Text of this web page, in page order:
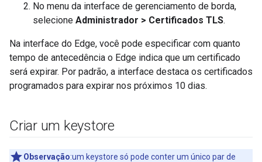
No menu da interface de gerenciamento de borda,
selecione Administrador > Certificados TLS.
Na interface do Edge, você pode especificar com quanto
tempo de antecedência o Edge indica que um certificado
será expirar. Por padrão, a interface destaca os certificados
programados para expirar nos próximos 10 dias.
Criar um keystore
Observação:um keystore só pode conter um único par de